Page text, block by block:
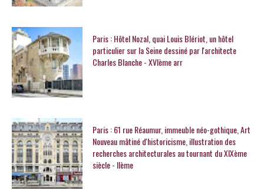
Paris : Hôtel Nozal, quai Louis Blériot, un hôtel
particulier sur la Seine dessiné par l'architecte
Charles Blanche - XVIème arr
Paris : 61 rue Réaumur, immeuble néo-gothique, Art
Nouveau mâtiné d'historicisme, illustration des
recherches architecturales au tournant du XIXème
siècle - IIème